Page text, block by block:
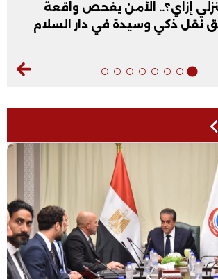
علمي علوم: نفسي أكون طبيب عظام|